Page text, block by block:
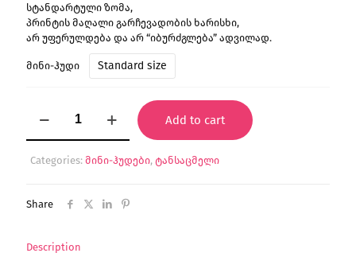
სტანდარტული ზომა,
პრინტის მაღალი გარჩევადობის ხარისხი,
არ უფერულდება და არ “იბურძგლება” ადვილად.
მინი-ჰუდი Standard size
მინი
Add to cart
Categories: მინი-ჰუდები, ტანსაცმელი
Share
Description